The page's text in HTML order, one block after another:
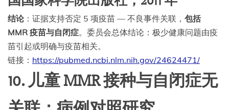
结论：证据支持否定 5 项疫苗 — 不良事件关联， 包括
MMR 疫苗与自闭症。委员会总体结论：极少健康问题由疫
苗引起或明确与疫苗相关。
链接： https://pubmed.ncbi.nlm.nih.gov/24624471/
10. 儿童 MMR 接种与自闭症无